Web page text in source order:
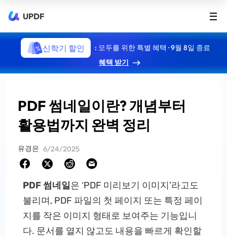
UPDF
신학기 할인
: 모두를 위한 특별 혜택 · 9월 8일 종료
혜택 받기
PDF 썸네일이란? 개념부터
활용법까지 완벽 정리
유경은 6/24/2025
PDF 썸네일은 ‘PDF 미리보기 이미지’라고도
불리며, PDF 파일의 첫 페이지 또는 특정 페이
지를 작은 이미지 형태로 보여주는 기능입니
다. 문서를 열지 않고도 내용을 빠르게 확인할